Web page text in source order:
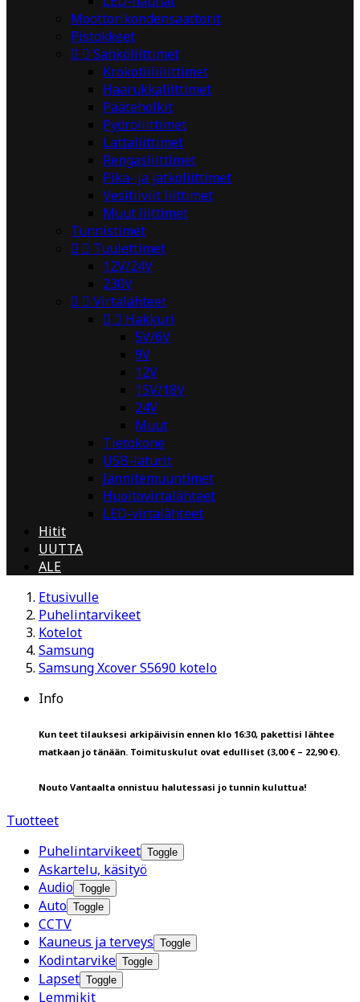
Moottorikondensaattorit
Pistokkeet
  Sähköliittimet
Krokotiililiittimet
Haarukkaliittimet
Pääteholkit
Pyöröliittimet
Lattaliittimet
Rengasliittimet
Pika- ja jatkoliittimet
Vesitiiviit liittimet
Muut liittimet
Tunnistimet
  Tuulettimet
12V/24V
230V
  Virtalähteet
  Hakkuri
5V/6V
9V
12V
15V/18V
24V
Muut
Tietokone
USB-laturit
Jännitemuuntimet
Huoltovirtalähteet
LED-virtalähteet
Hitit
UUTTA
ALE
Etusivulle
Puhelintarvikeet
Kotelot
Samsung
Samsung Xcover S5690 kotelo
Info
Kun teet tilauksesi arkipäivisin ennen klo 16:30, pakettisi lähtee
matkaan jo tänään. Toimituskulut ovat edulliset (3,00 € – 22,90 €).
Nouto Vantaalta onnistuu halutessasi jo tunnin kuluttua!
Tuotteet
Puhelintarvikeet Toggle
Askartelu, käsityö
Audio Toggle
Auto Toggle
CCTV
Kauneus ja terveys Toggle
Kodintarvike Toggle
Lapset Toggle
Lemmikit